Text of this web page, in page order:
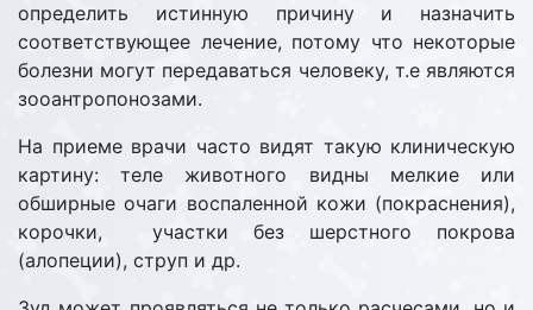
определить истинную причину и назначить
соответствующее лечение, потому что некоторые
болезни могут передаваться человеку, т.е являются
зооантропонозами.
На приеме врачи часто видят такую клиническую
картину: теле животного видны мелкие или
обширные очаги воспаленной кожи (покраснения),
корочки, участки без шерстного покрова
(алопеции), струп и др.